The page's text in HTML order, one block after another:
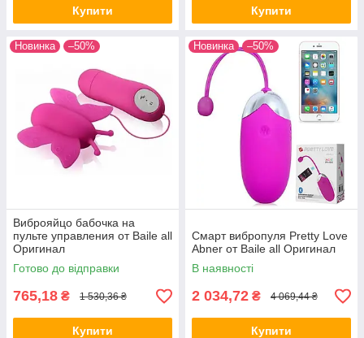
Купити Купити
Новинка –50%
Виброяйцо бабочка на
пульте управления от Baile all
Оригинал
Готово до відправки
765,18 ₴ 1 530,36 ₴
Купити
Новинка –50%
Смарт вибропуля Pretty Love
Abner от Baile all Оригинал
В наявності
2 034,72 ₴ 4 069,44 ₴
Купити